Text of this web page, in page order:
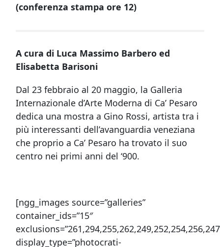
(conferenza stampa ore 12)
A cura di Luca Massimo Barbero ed
Elisabetta Barisoni
Dal 23 febbraio al 20 maggio, la Galleria
Internazionale d’Arte Moderna di Ca’ Pesaro
dedica una mostra a Gino Rossi, artista tra i
più interessanti dell’avanguardia veneziana
che proprio a Ca’ Pesaro ha trovato il suo
centro nei primi anni del ‘900.
[ngg_images source=”galleries”
container_ids=”15″
display_type=”photocrati-